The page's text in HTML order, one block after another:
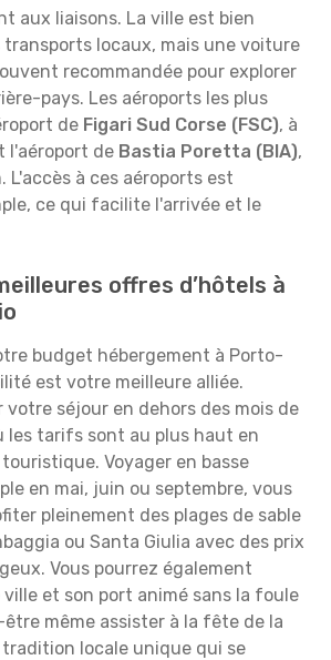
aux liaisons. La ville est bien
transports locaux, mais une voiture
recommandée pour explorer
pays. Les aéroports les plus
de Figari Sud Corse (FSC), à
l'aéroport de Bastia Poretta (BIA),
L'accès à ces aéroports est
ce qui facilite l'arrivée et le
offres d’hôtels à
budget hébergement à Porto-
est votre meilleure alliée.
votre séjour en dehors des mois de
les tarifs sont au plus haut en
Voyager en basse
en mai, juin ou septembre, vous
pleinement des plages de sable
ou Santa Giulia avec des prix
Vous pourrez également
ville et son port animé sans la foule
même assister à la fête de la
locale unique qui se